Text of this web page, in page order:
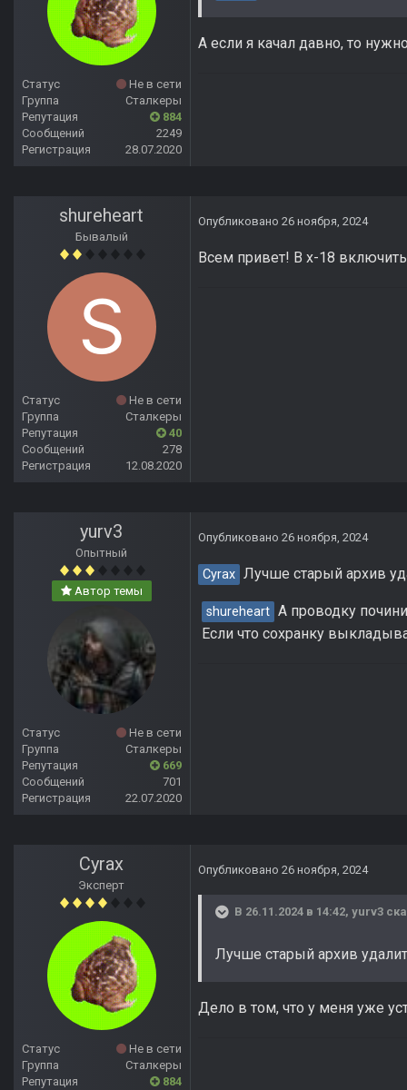
Статус
Не в сети
Группа
Сталкеры
Репутация
884
Сообщений
2249
Регистрация
28.07.2020
А если я качал давно, то
shureheart
Бывалый
Статус
Не в сети
Группа
Сталкеры
Репутация
40
Сообщений
278
Регистрация
12.08.2020
Опубликовано 26 ноября, 2024
Всем привет! В х-18
yurv3
Опытный
Автор темы
Статус
Не в сети
Группа
Сталкеры
Репутация
669
Сообщений
701
Регистрация
22.07.2020
Опубликовано 26 ноября, 2024
Cyrax Лучше старый архив
shureheart А проводку
Если что сохранку
Cyrax
Эксперт
Статус
Не в сети
Группа
Сталкеры
Репутация
884
Опубликовано 26 ноября, 2024
В 26.11.2024 в 14:42, yurv3
Лучше старый архив
Дело в том, что у меня уже